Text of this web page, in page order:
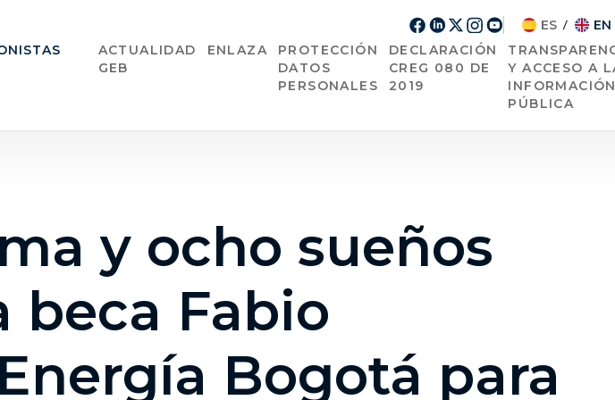
ES /
EN
ACTUALIDAD
GEB
ENLAZA
PROTECCIÓN
DATOS
PERSONALES
DECLARACIÓN
CREG 080 DE
2019
Y ACCESO A
PÚBLICA
y ocho sueños
beca Fabio
Bogotá para